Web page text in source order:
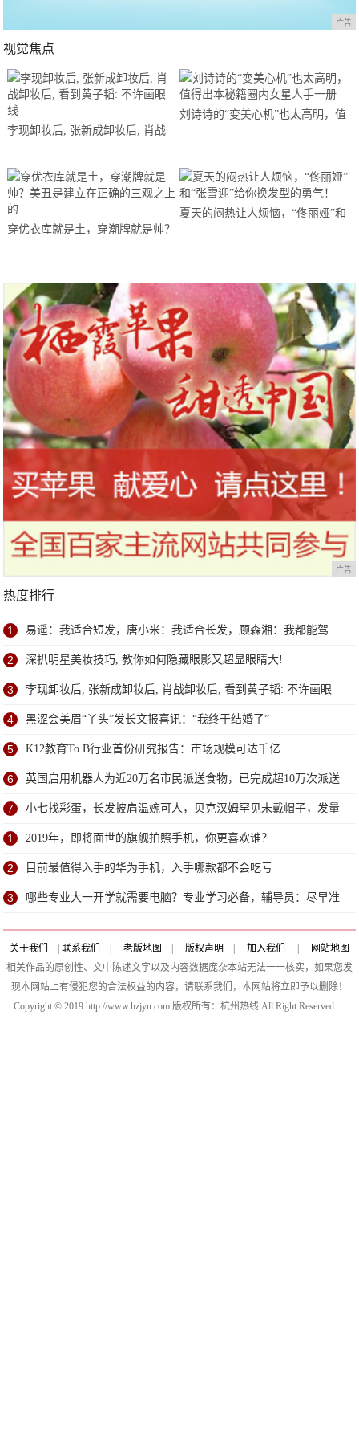
广告
视觉焦点
李现卸妆后, 张新成卸妆后, 肖战
刘诗诗的“变美心机”也太高明，值
穿优衣库就是土，穿潮牌就是帅？
夏天的闷热让人烦恼，“佟丽娅”和
广告
热度排行
1 易遥：我适合短发，唐小米：我适合长发，顾森湘：我都能驾
驭！
2 深扒明星美妆技巧, 教你如何隐藏眼影又超显眼睛大!
3 李现卸妆后, 张新成卸妆后, 肖战卸妆后, 看到黄子韬: 不许画眼
线
4 黑涩会美眉“丫头”发长文报喜讯：“我终于结婚了”
5 K12教育To B行业首份研究报告：市场规模可达千亿
6 英国启用机器人为近20万名市民派送食物，已完成超10万次派送
7 小七找彩蛋，长发披肩温婉可人，贝克汉姆罕见未戴帽子，发量
堪忧
1 2019年，即将面世的旗舰拍照手机，你更喜欢谁？
2 目前最值得入手的华为手机，入手哪款都不会吃亏
3 哪些专业大一开学就需要电脑？专业学习必备，辅导员：尽早准
备
关于我们 联系我们 老版地图 版权声明 加入我们
网站地图
相关作品的原创性、文中陈述文字以及内容数据庞杂本站无法一一核实，如果您发
现本网站上有侵犯您的合法权益的内容，请联系我们，本网站将立即予以删除！
Copyright © 2019 http://www.hzjyn.com 版权所有：杭州热线 All Right Reserved.